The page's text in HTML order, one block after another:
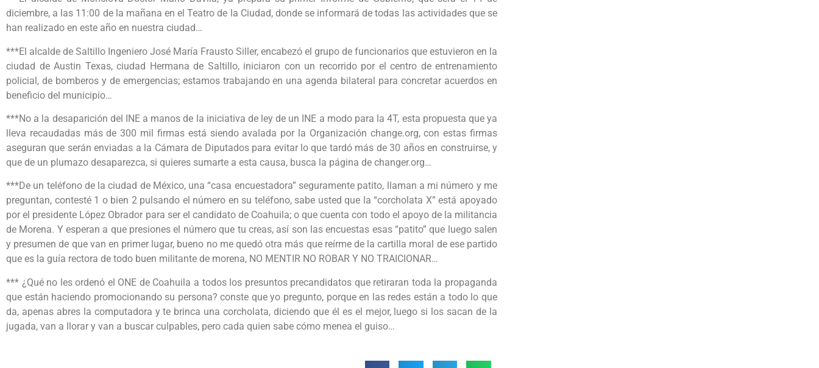
diciembre, a las 11:00 de la mañana en el Teatro de la Ciudad, donde se informará de todas las actividades que se
han realizado en este año en nuestra ciudad…
***El alcalde de Saltillo Ingeniero José María Frausto Siller, encabezó el grupo de funcionarios que estuvieron en la
ciudad de Austin Texas, ciudad Hermana de Saltillo, iniciaron con un recorrido por el centro de entrenamiento
policial, de bomberos y de emergencias; estamos trabajando en una agenda bilateral para concretar acuerdos en
beneficio del municipio…
***No a la desaparición del INE a manos de la iniciativa de ley de un INE a modo para la 4T, esta propuesta que ya
lleva recaudadas más de 300 mil firmas está siendo avalada por la Organización change.org, con estas firmas
aseguran que serán enviadas a la Cámara de Diputados para evitar lo que tardó más de 30 años en construirse, y
que de un plumazo desaparezca, si quieres sumarte a esta causa, busca la página de changer.org…
***De un teléfono de la ciudad de México, una “casa encuestadora” seguramente patito, llaman a mi número y me
preguntan, contesté 1 o bien 2 pulsando el número en su teléfono, sabe usted que la “corcholata X” está apoyado
por el presidente López Obrador para ser el candidato de Coahuila; o que cuenta con todo el apoyo de la militancia
de Morena. Y esperan a que presiones el número que tu creas, así son las encuestas esas “patito” que luego salen
y presumen de que van en primer lugar, bueno no me quedó otra más que reírme de la cartilla moral de ese partido
que es la guía rectora de todo buen militante de morena, NO MENTIR NO ROBAR Y NO TRAICIONAR…
*** ¿Qué no les ordenó el ONE de Coahuila a todos los presuntos precandidatos que retiraran toda la propaganda
que están haciendo promocionando su persona? conste que yo pregunto, porque en las redes están a todo lo que
da, apenas abres la computadora y te brinca una corcholata, diciendo que él es el mejor, luego si los sacan de la
jugada, van a llorar y van a buscar culpables, pero cada quien sabe cómo menea el guiso…